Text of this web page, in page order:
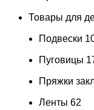
Товары для
Подвески
Пуговицы
Пряжки
Ленты 62